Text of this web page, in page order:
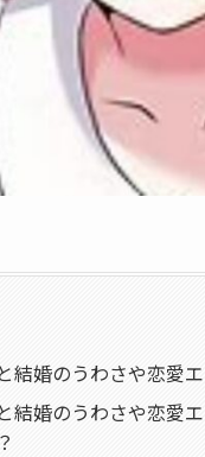
結婚のうわさや恋愛
結婚のうわさや恋愛